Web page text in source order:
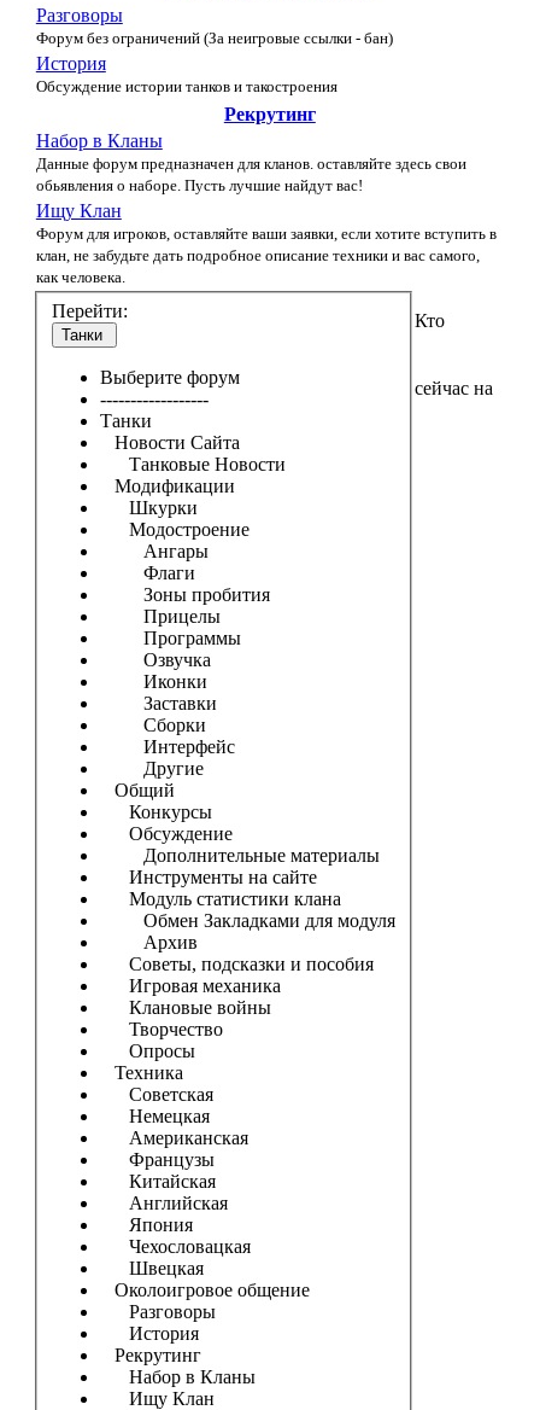
Разговоры
Форум без ограничений (За неигровые ссылки - бан)
История
Обсуждение истории танков и такостроения
Рекрутинг
Набор в Кланы
Данные форум предназначен для кланов. оставляйте здесь свои
обьявления о наборе. Пусть лучшие найдут вас!
Ищу Клан
Форум для игроков, оставляйте ваши заявки, если хотите вступить в
клан, не забудьте дать подробное описание техники и вас самого,
как человека.
Перейти:
Танки
Выберите форум
------------------
Танки
Новости Сайта
Танковые Новости
Модификации
Шкурки
Модостроение
Ангары
Флаги
Зоны пробития
Прицелы
Программы
Озвучка
Иконки
Заставки
Сборки
Интерфейс
Другие
Общий
Конкурсы
Обсуждение
Дополнительные материалы
Инструменты на сайте
Модуль статистики клана
Обмен Закладками для модуля
Архив
Советы, подсказки и пособия
Игровая механика
Клановые войны
Творчество
Опросы
Техника
Советская
Немецкая
Американская
Французы
Китайская
Английская
Япония
Чехословацкая
Швецкая
Околоигровое общение
Разговоры
История
Рекрутинг
Набор в Кланы
Ищу Клан
Кто
сейчас на